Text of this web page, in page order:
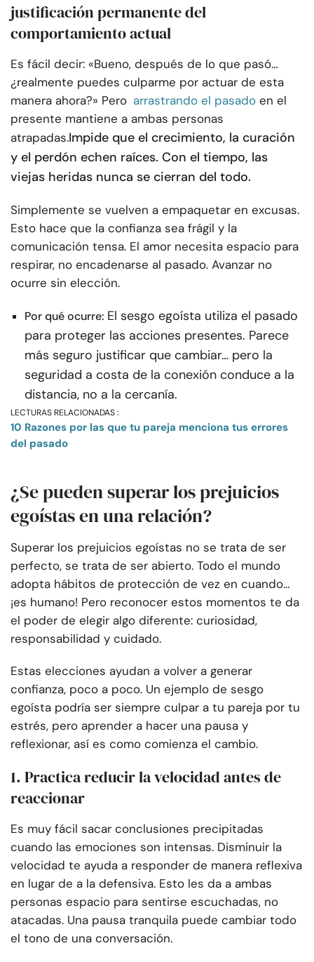
justificación permanente del
comportamiento actual
Es fácil decir: «Bueno, después de lo que pasó…
¿realmente puedes culparme por actuar de esta
manera ahora?» Pero arrastrando el pasado en el
presente mantiene a ambas personas
atrapadas.Impide que el crecimiento, la curación
y el perdón echen raíces. Con el tiempo, las
viejas heridas nunca se cierran del todo.
Simplemente se vuelven a empaquetar en excusas.
Esto hace que la confianza sea frágil y la
comunicación tensa. El amor necesita espacio para
respirar, no encadenarse al pasado. Avanzar no
ocurre sin elección.
Por qué ocurre: El sesgo egoísta utiliza el pasado
para proteger las acciones presentes. Parece
más seguro justificar que cambiar… pero la
seguridad a costa de la conexión conduce a la
distancia, no a la cercanía.
LECTURAS RELACIONADAS :
10 Razones por las que tu pareja menciona tus errores
del pasado
¿Se pueden superar los prejuicios
egoístas en una relación?
Superar los prejuicios egoístas no se trata de ser
perfecto, se trata de ser abierto. Todo el mundo
adopta hábitos de protección de vez en cuando…
¡es humano! Pero reconocer estos momentos te da
el poder de elegir algo diferente: curiosidad,
responsabilidad y cuidado.
Estas elecciones ayudan a volver a generar
confianza, poco a poco. Un ejemplo de sesgo
egoísta podría ser siempre culpar a tu pareja por tu
estrés, pero aprender a hacer una pausa y
reflexionar, así es como comienza el cambio.
1. Practica reducir la velocidad antes de
reaccionar
Es muy fácil sacar conclusiones precipitadas
cuando las emociones son intensas. Disminuir la
velocidad te ayuda a responder de manera reflexiva
en lugar de a la defensiva. Esto les da a ambas
personas espacio para sentirse escuchadas, no
atacadas. Una pausa tranquila puede cambiar todo
el tono de una conversación.